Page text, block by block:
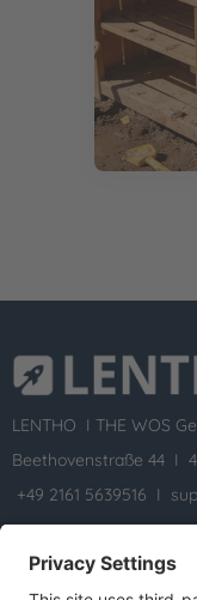
LENTHO I THE WOS
Beethovenstraße 44 I
+49 2161 5639516 I